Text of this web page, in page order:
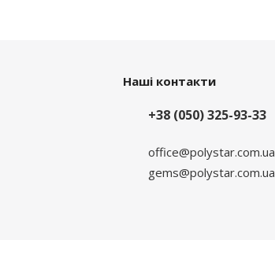
Наші контакти
+38 (050) 325-93-33
office@polystar.com.ua
gems@polystar.com.ua